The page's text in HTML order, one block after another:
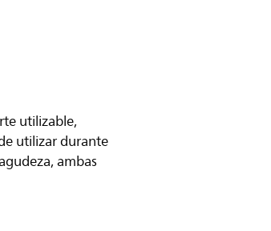
utilizable,
utilizar durante
ambas